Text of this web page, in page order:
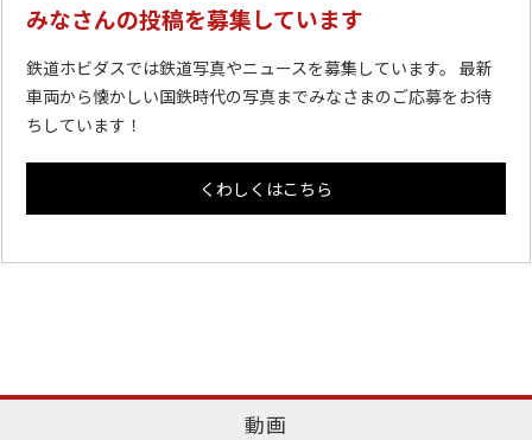
みなさんの投稿を募集しています
鉄道ホビダスでは鉄道写真やニュースを募集しています。 最新
車両から懐かしい国鉄時代の写真までみなさまのご応募をお待
ちしています！
くわしくはこちら
動画